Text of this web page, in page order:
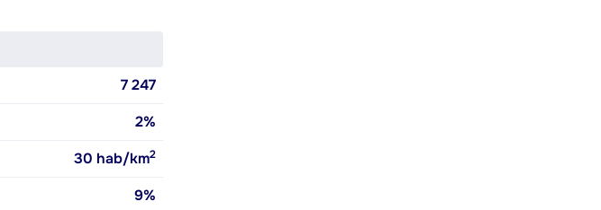
7 247
2%
30 hab/km2
9%